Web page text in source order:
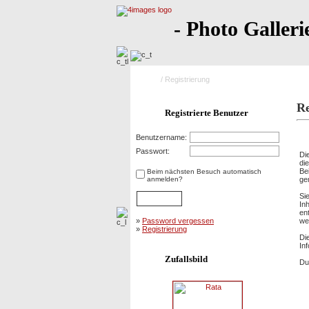
- Photo
/ Registrierung
Registrierte Benutzer
Benutzername:
Passwort:
Beim nächsten Besuch automatisch
anmelden?
» Password vergessen
» Registrierung
Zufallsbild